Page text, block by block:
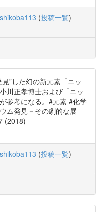
(投稿一覧)
”した幻の新元素「ニッ
川正孝博士および「ニッ
参考になる。#元素 #化学
ム発見－その劇的な展
(2018)
(投稿一覧)